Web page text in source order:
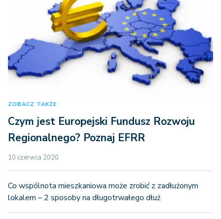
ZOBACZ TAKŻE
Czym jest Europejski Fundusz Rozwoju
Regionalnego? Poznaj EFRR
10 czerwca 2020
Co wspólnota mieszkaniowa może zrobić z zadłużonym
lokalem – 2 sposoby na długotrwałego dłuż